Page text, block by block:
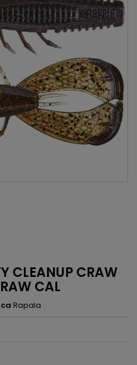
CLEANUP CRAW
CAL
Rapala